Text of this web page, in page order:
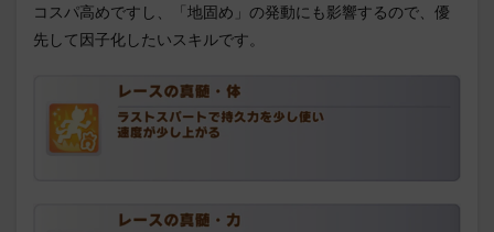
コスパ高めですし、「地固め」の発動にも影響するので、優
先して因子化したいスキルです。